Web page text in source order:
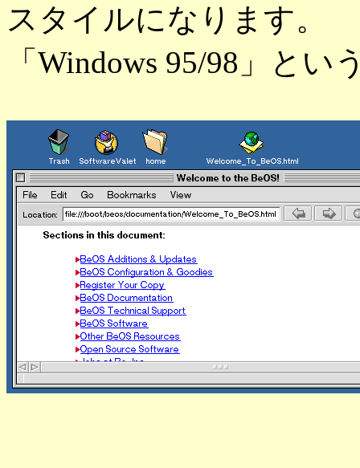
スタイルになります。
「Windows 95/98」と